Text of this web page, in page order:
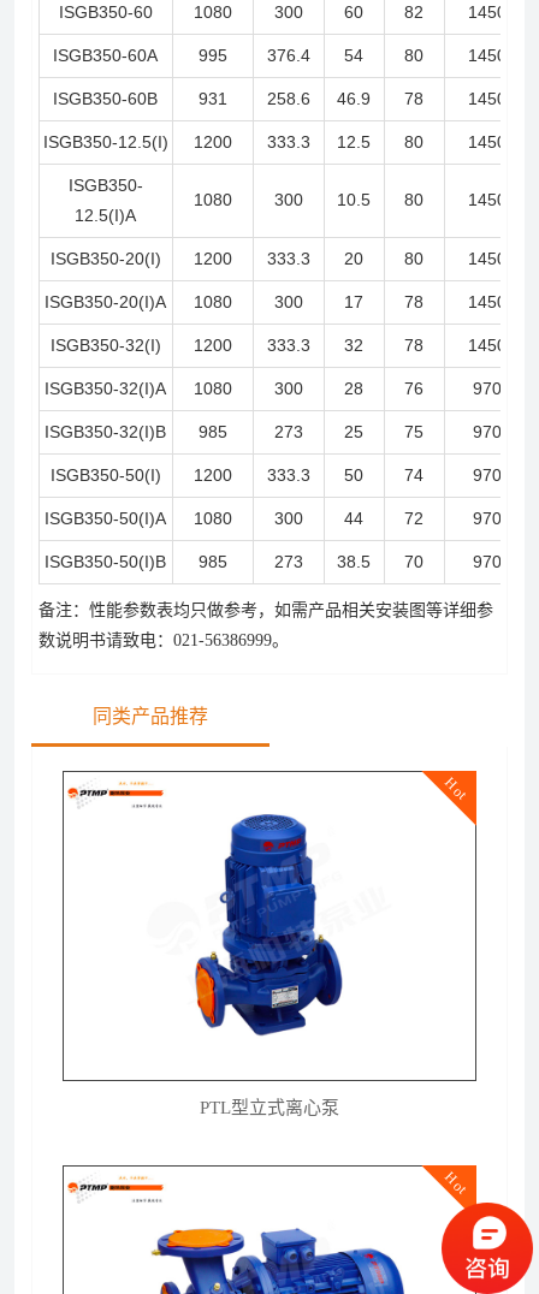
ISGB350-60 1080 300 60 82 1450
ISGB350-60A 995 376.4 54 80 1450
ISGB350-60B 931 258.6 46.9 78 1450
ISGB350-12.5(I) 1200 333.3 12.5 80 1450
ISGB350-
12.5(I)A
1080 300 10.5 80 1450
ISGB350-20(I) 1200 333.3 20 80 1450
ISGB350-20(I)A 1080 300 17 78 1450
ISGB350-32(I) 1200 333.3 32 78 1450
ISGB350-32(I)A 1080 300 28 76 970
ISGB350-32(I)B 985 273 25 75 970
ISGB350-50(I) 1200 333.3 50 74 970
ISGB350-50(I)A 1080 300 44 72 970
ISGB350-50(I)B 985 273 38.5 70 970
备注：性能参数表均只做参考，如需产品相关安装图等详细参
数说明书请致电：021-56386999。
同类产品推荐
Hot
PTL型立式离心泵
Hot